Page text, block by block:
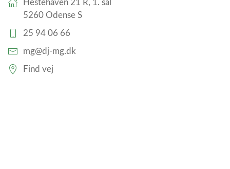
Hestehaven 21 R, 1. sal
5260 Odense S
25 94 06 66
mg@dj-mg.dk
Find vej